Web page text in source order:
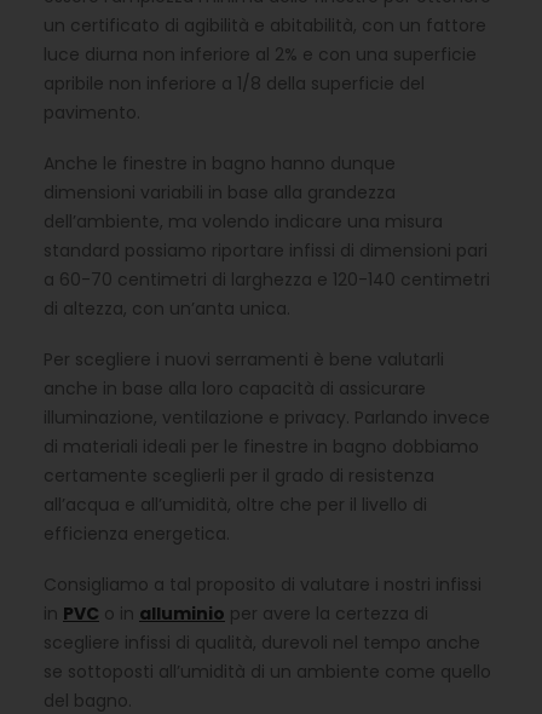
un certificato di agibilità e abitabilità, con un fattore
luce diurna non inferiore al 2% e con una superficie
apribile non inferiore a 1/8 della superficie del
pavimento.
Anche le finestre in bagno hanno dunque
dimensioni variabili in base alla grandezza
dell’ambiente, ma volendo indicare una misura
standard possiamo riportare infissi di dimensioni pari
a 60-70 centimetri di larghezza e 120-140 centimetri
di altezza, con un’anta unica.
Per scegliere i nuovi serramenti è bene valutarli
anche in base alla loro capacità di assicurare
illuminazione, ventilazione e privacy. Parlando invece
di materiali ideali per le finestre in bagno dobbiamo
certamente sceglierli per il grado di resistenza
all’acqua e all’umidità, oltre che per il livello di
efficienza energetica.
Consigliamo a tal proposito di valutare i nostri infissi
in PVC o in alluminio per avere la certezza di
scegliere infissi di qualità, durevoli nel tempo anche
se sottoposti all’umidità di un ambiente come quello
del bagno.